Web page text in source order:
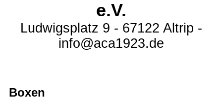
e.V.
Ludwigsplatz 9 - 67122 Altrip -
info@aca1923.de
Boxen